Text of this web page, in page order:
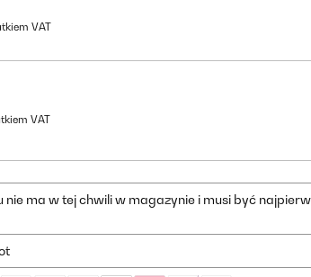
VAT
VAT
nie ma w tej chwili w magazynie i musi być